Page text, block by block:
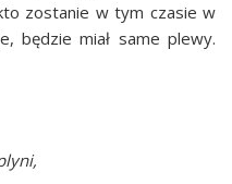
zostanie w tym czasie w
będzie miał same plewy.